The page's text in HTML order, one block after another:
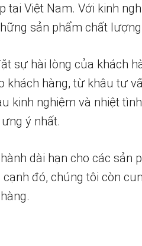
tại Việt Nam. Với kinh
sản phẩm chất
sự hài lòng của khách
khách hàng, từ khâu tư
kinh nghiệm và nhiệt
ý nhất.
dài hạn cho các
đó, chúng tôi còn